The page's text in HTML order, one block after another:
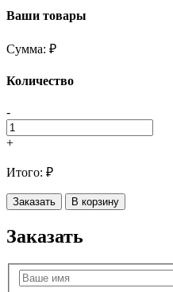
Ваши товары
Сумма: ₽
Количество
-
+
Итого: ₽
Заказать В корзину
Заказать